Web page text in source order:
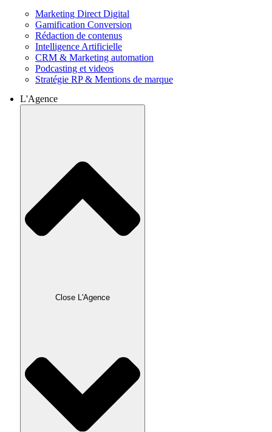
Marketing Direct Digital
Gamification Conversion
Rédaction de contenus
Intelligence Artificielle
CRM & Marketing automation
Podcasting et videos
Stratégie RP & Mentions de marque
L'Agence
Close L'Agence